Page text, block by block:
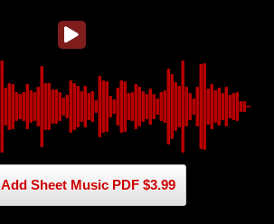
Add Sheet Music PDF $3.99